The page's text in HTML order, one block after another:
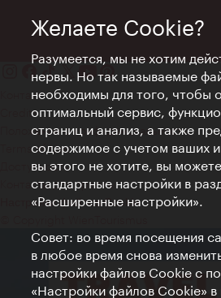
Контакт
Credits
Положение о конфиденциальности
Terms of Use
Доступность
Контакты для прессы
Настройки файлов Cookie
Желаете Cookie?
Разумеется, мы не хотим
нервы. Но так называемые
необходимы для того, чтобы
оптимальный сервис,
страниц и анализ, а также
содержимое с учетом ваших
вы этого не хотите, вы
стандартные настройки в
«Расширенные настройки».
Совет: во время посещения
в любое время снова
настройки файлов Cookie с
«Настройки файлов Cookie» в